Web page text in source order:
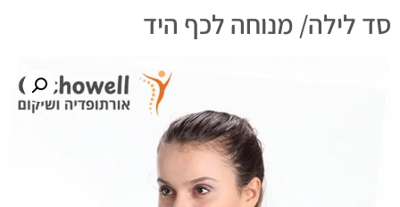
סד לילה/ מנוחה לכף היד